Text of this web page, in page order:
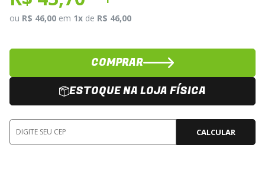
ou R$ 46,00 em 1x de R$ 46,00
COMPRAR
ESTOQUE NA LOJA FÍSICA
CALCULAR